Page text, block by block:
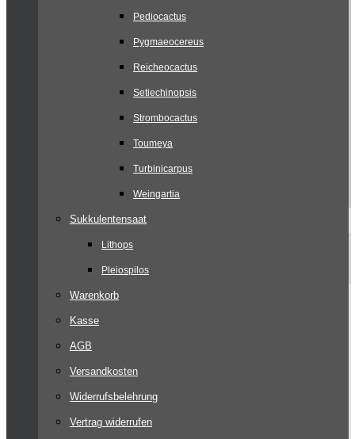
Pediocactus
Pygmaeocereus
Reicheocactus
Setiechinopsis
Strombocactus
Toumeya
Turbinicarpus
Weingartia
Sukkulentensaat
Lithops
Pleiospilos
Warenkorb
Kasse
AGB
Versandkosten
Widerrufsbelehrung
Vertrag widerrufen